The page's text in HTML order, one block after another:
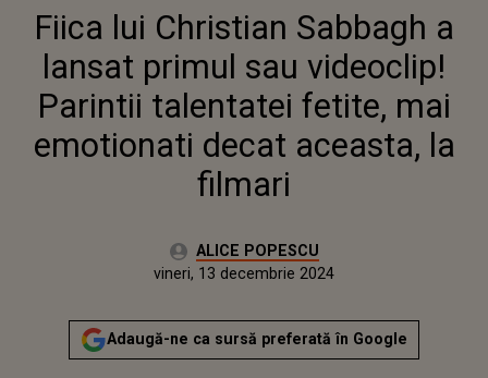
A LANSAT PRIMUL SAU
VIDEOCLIP! PARINTII
TALENTATEI FETITE, MAI
EMOTIONATI DECAT ACEASTA,
LA FILMARI
Fiica lui Christian Sabbagh a
lansat primul sau videoclip!
Parintii talentatei fetite, mai
emotionati decat aceasta, la
filmari
Autor:ALICE POPESCU
miercuri, 13 decembrie 2023
Actualizat:
vineri, 13 decembrie 2024
Adaugă-ne ca sursă preferată în Google